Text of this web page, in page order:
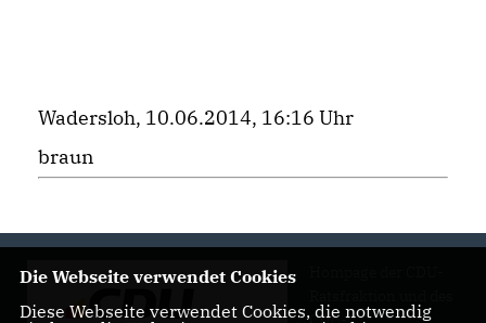
Wadersloh, 10.06.2014, 16:16 Uhr
braun
Die Webseite verwendet Cookies
Diese Webseite verwendet Cookies, die notwendig